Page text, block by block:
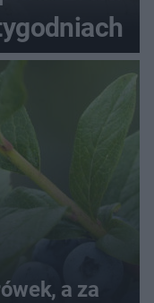
a za